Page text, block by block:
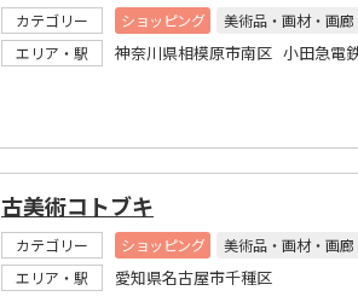
カテゴリー ショッピング
美術品・画材・画廊
エリア・駅
神奈川県相模原市南区 小田急電
古美術コトブキ
カテゴリー ショッピング
美術品・画材・画廊
エリア・駅
愛知県名古屋市千種区